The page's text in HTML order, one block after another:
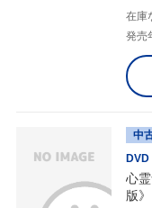
在庫
発売
中
心
版》